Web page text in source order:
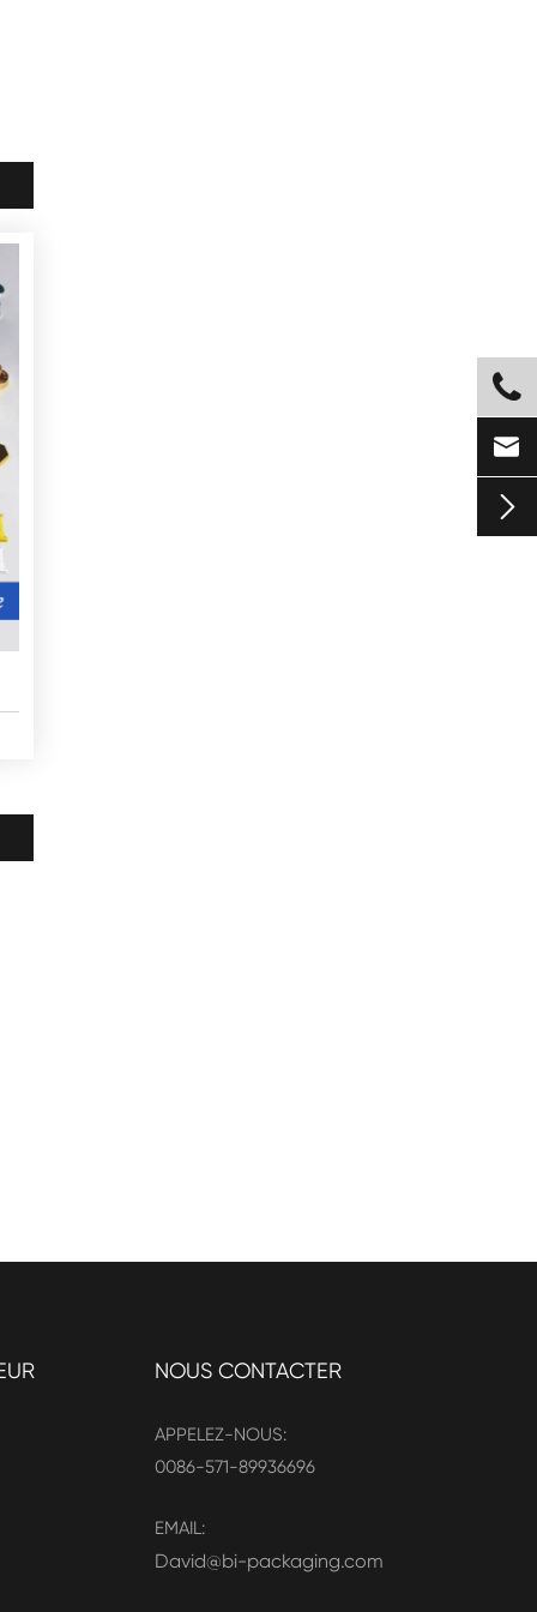
NOUS CONTACTER
APPELEZ-NOUS:
0086-571-89936696
EMAIL:
David@bi-packaging.com


